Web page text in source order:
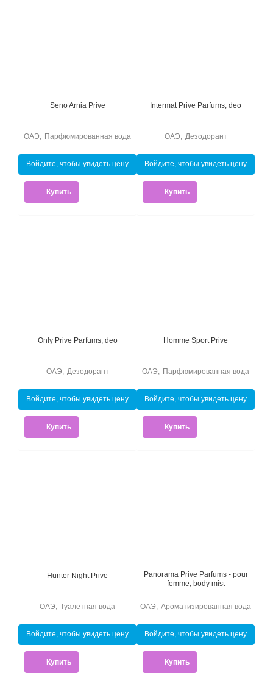
Seno Arnia Prive
Парфюмированная вода
ОАЭ
Войдите, чтобы увидеть цену
Купить
Intermat Prive Parfums, deo
Дезодорант
ОАЭ
Войдите, чтобы увидеть цену
Купить
Only Prive Parfums, deo
Дезодорант
ОАЭ
Войдите, чтобы увидеть цену
Купить
Homme Sport Prive
Парфюмированная вода
ОАЭ
Войдите, чтобы увидеть цену
Купить
Hunter Night Prive
Туалетная вода
ОАЭ
Войдите, чтобы увидеть цену
Купить
Panorama Prive Parfums - pour
femme, body mist
Ароматизированная вода
ОАЭ
Войдите, чтобы увидеть цену
Купить